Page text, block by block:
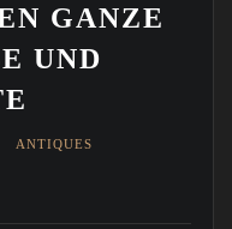
GANZE
UND
ANTIQUES